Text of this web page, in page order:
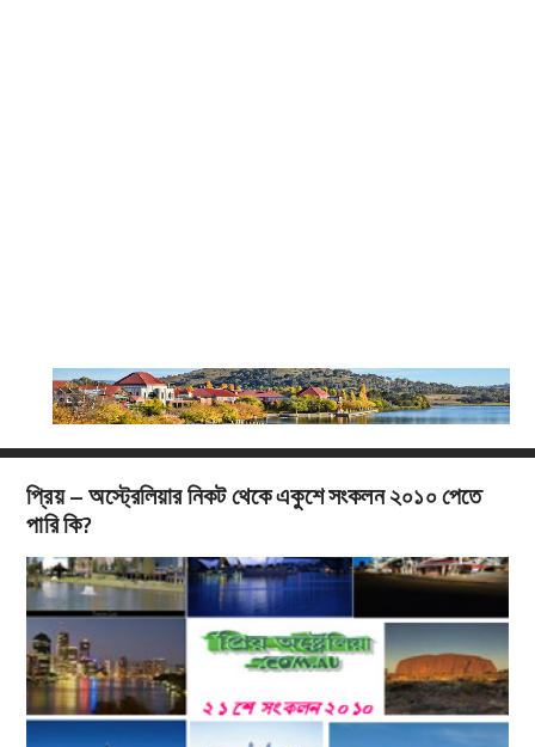
প্রিয় – অস্ট্রেলিয়ার নিকট থেকে একুশে সংকলন ২০১০ পেতে
পারি কি?